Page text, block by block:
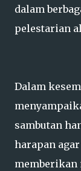
dalam
pelestarian
Dalam
sambutan
harapan
memberikan